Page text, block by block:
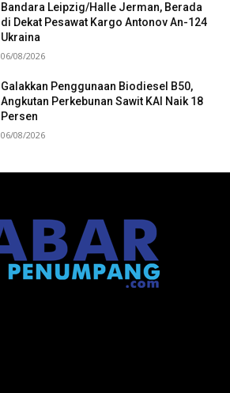
Bandara Leipzig/Halle Jerman, Berada
di Dekat Pesawat Kargo Antonov An-124
Ukraina
06/08/2026
Galakkan Penggunaan Biodiesel B50,
Angkutan Perkebunan Sawit KAI Naik 18
Persen
06/08/2026